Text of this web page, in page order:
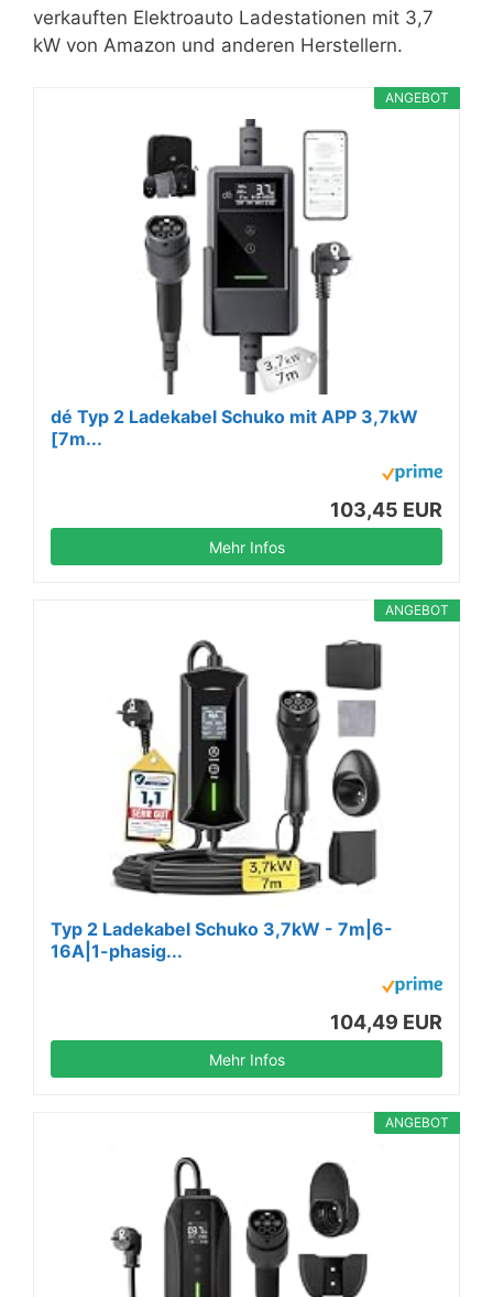
verkauften Elektroauto Ladestationen mit 3,7
kW von Amazon und anderen Herstellern.
ANGEBOT
dé Typ 2 Ladekabel Schuko mit APP 3,7kW
[7m...
103,45 EUR
Mehr Infos
ANGEBOT
Typ 2 Ladekabel Schuko 3,7kW - 7m|6-
16A|1-phasig...
104,49 EUR
Mehr Infos
ANGEBOT